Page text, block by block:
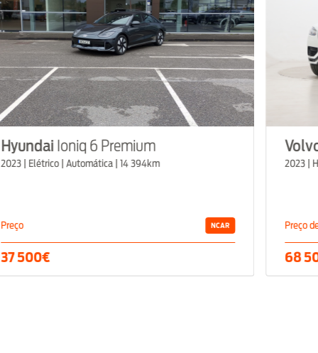
Ioniq 6 Premium
| Elétrico | Automática | 14 394km
NCAR
Volvo
2023 |
Preço de
68